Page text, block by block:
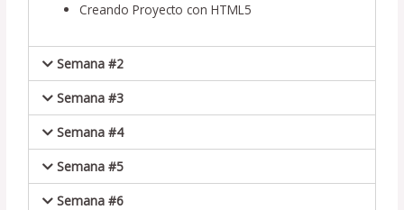
Creando Proyecto con HTML5
Semana #2
Semana #3
Semana #4
Semana #5
Semana #6